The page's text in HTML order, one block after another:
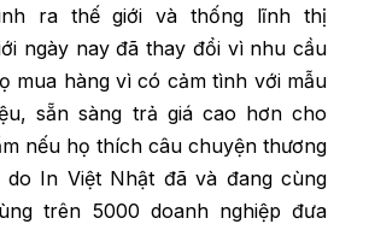
ra thế giới và thống lĩnh thị
ngày nay đã thay đổi vì nhu cầu
mua hàng vì có cảm tình với mẫu
sẵn sàng trả giá cao hơn cho
nếu họ thích câu chuyện thương
In Việt Nhật đã và đang cùng
trên 5000 doanh nghiệp đưa